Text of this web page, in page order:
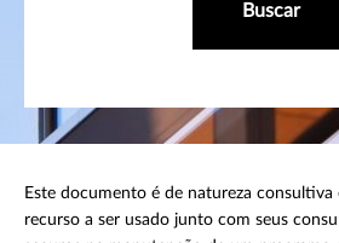
Buscar
Este documento é de natureza
recurso a ser usado junto com seus